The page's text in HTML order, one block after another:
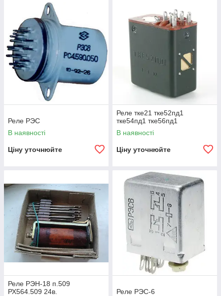
Реле РЭС
В наявності
Ціну уточнюйте
Реле тке21 тке52пд1
тке54пд1 тке56пд1
В наявності
Ціну уточнюйте
Реле РЭН-18 п.509
РХ564.509 24в.
Реле РЭС-6